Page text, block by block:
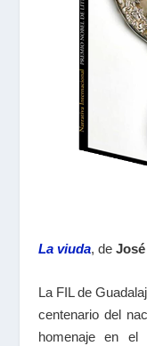
La viuda, de
La FIL de
centenario del
homenaje en el